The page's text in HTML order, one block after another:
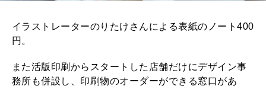
イラストレーターのりたけさんによる表紙のノート400
円。
また活版印刷からスタートした店舗だけにデザイン事
務所も併設し、印刷物のオーダーができる窓口があ